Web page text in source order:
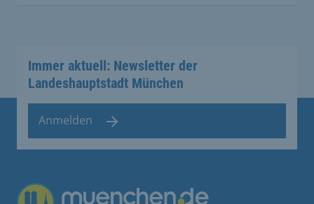
Immer aktuell: Newsletter der
Landeshauptstadt München
Anmelden
Übergreifende Links